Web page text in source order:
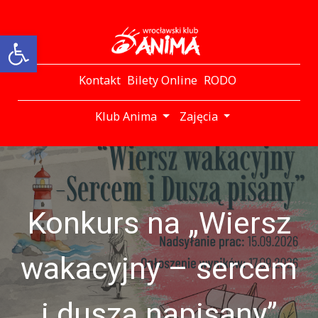
Otwórz pasek narzędzi
Kontakt Bilety Online RODO
Klub Anima Zajęcia
Konkurs na „Wiersz
wakacyjny – sercem